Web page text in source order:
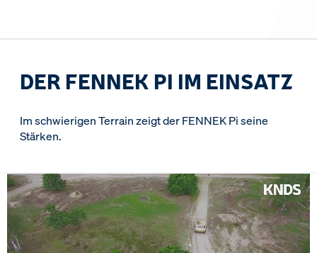
DER FENNEK PI IM EINSATZ
Im schwierigen Terrain zeigt der FENNEK Pi seine
Stärken.